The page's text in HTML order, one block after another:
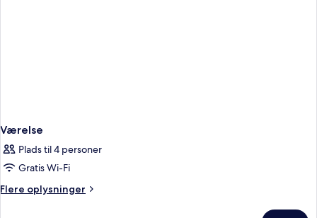
Værelse
Plads til 4 personer
Gratis Wi-Fi
Flere oplysninger
Flere